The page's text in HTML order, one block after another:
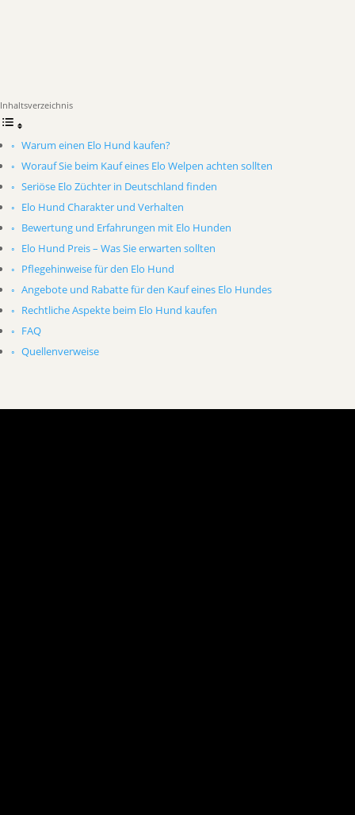
Inhaltsverzeichnis
Warum einen Elo Hund kaufen?
Worauf Sie beim Kauf eines Elo Welpen achten sollten
Seriöse Elo Züchter in Deutschland finden
Elo Hund Charakter und Verhalten
Bewertung und Erfahrungen mit Elo Hunden
Elo Hund Preis – Was Sie erwarten sollten
Pflegehinweise für den Elo Hund
Angebote und Rabatte für den Kauf eines Elo Hundes
Rechtliche Aspekte beim Elo Hund kaufen
FAQ
Quellenverweise